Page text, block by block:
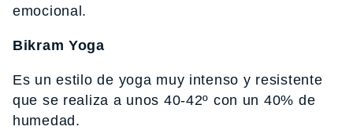
emocional.
Bikram Yoga
Es un estilo de yoga muy intenso y resistente
que se realiza a unos 40-42º con un 40% de
humedad.